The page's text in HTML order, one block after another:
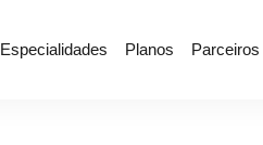
Especialidades Planos Parceiros